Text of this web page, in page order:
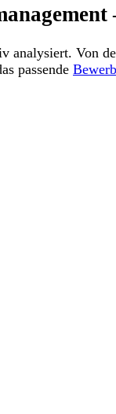
analysiert. Von
passende